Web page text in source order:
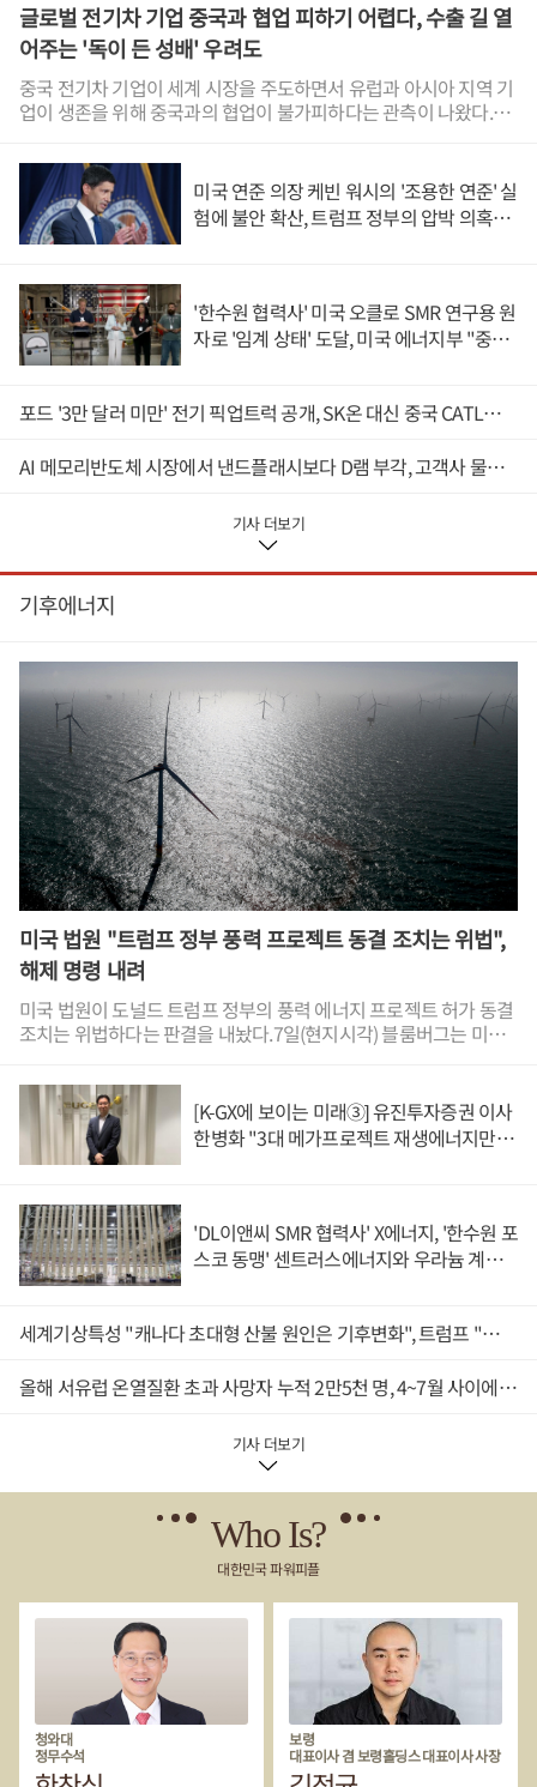
글로벌 전기차 기업 중국과 협업 피하기 어렵다, 수출 길 열
어주는 '독이 든 성배' 우려도
중국 전기차 기업이 세계 시장을 주도하면서 유럽과 아시아 지역 기
업이 생존을 위해 중국과의 협업이 불가피하다는 관측이 나왔다.중
으로 해외 판매에 집중하는데 이러한 협업이 수출만 늘려 주고 공급
망 종속을 야기할 수 있다는 우려가 나온다.◆ 미국 포드 비롯해 한
국·동남아·독일 전기차 기업 중국과 협업 확대4일 중국 관영 매체
글로벌타임스는 한국의 KG모빌리티와 중국 체리자동차의 협업을
독자 행보로는 빠른 기술 발전과 비용 압박을 따라가기 어렵다"고
보도했다.KG모빌리티는 지난 2일 중국 체리자동차로부터 7500만
달러(약 1072억 원)의 투자를 유치하고 전략적 협업을 확대한다는
내용을 발표했다.이번 투자는 KG모빌리티가 발행할 전환사채(CB)
를 체리자동차가 사들이는 방식이다. 주식으로 전환하면 체리자동
차는 KG모빌리티의 지분 16.22%를 보유한 2대 주주에 오른다.KG
모빌리티와 체리자동차는 주행거리 연장형 전기차(EREV)를 개발할
장형이란 내연기관 엔진의 발전을 통해 전기를 만들어 배터리 주행
비롯한 세계 곳곳에서 나타나고 있다.독일 폴크스바겐은 중국 샤오
펑과 공동 개발한 전기차 ID.UNYX 08를 올해 중국에서 양산할 예정
이다. BMW 또한 중국 자율주행 기업 모멘타의 기술을 적용한 전기
차를 준비하고 있다.미국 완성차 업체 포드는 지난 7월24일 중국 지
리자동차와 전기차를 개발해 유럽에 판매할 것이라고 발표했다. 스
들어갈 예정이다.일본 토요타 또한 중국 BYD와 2019년 11월7일 전
기차 연구 개발을 위한 합작 회사(BTET)를 설립하고 2020년부터 현
재까지 운영하고 있다.가격 경쟁력과 배터리 및 소프트웨어 등 기술
우위까지 갖춘 중국 전기차 업체와의 협업이 세계 시장에서 경쟁력
을 확보하기 위해 불가피하다는 평가가 나온다.태국 최대 자동차 부
품업체 아피코의 엽스위춘 창립자 겸 최고경영자(CEO)는 지난 7월
8일 닛케이아시아와 인터뷰에서 "중국 전기차 업체와 협력하지 않
으면 생존하기 어렵다"고 강조했다.BYD와 지리자동차를 비롯한 중
국 업체가 세계 완성차 기업과 전기차를 함께 개발하고 있다. <그래
픽 챗GPT로 제작>◆ 중국 전기차 내수 성장 둔화, 해외 협업으로 활
로 찾아중국 전기차 업체가 해외 기업과 협력을 확대하는 배경에는
정부 보조금 축소로 내수 판매가 감소해 해외 시장 중요성이 커졌다
는 점이 자리한다.사우스차이나모닝포스트 보도에 따르면 중국 정
부는 신차 구매시 1만5천 위안(약 310만 원)을 정액으로 돌려주던
보상 판매 프로그램을 올해 초부터 구매 가격의 10% 정률제로 축소
했다.이 시기와 맞물려 중국 내 전기차 판매가 급감했다.사우스차이
나모닝포스트는 중국승용차협회(CPCA)의 자료를 인용해 올해 상
14% 감소했다고 보도했다.이러한 판매 감소로 가격 경쟁이 더 치열
해지며 전기차 업체의 수익성을 잠식하는 악순환이 이어지고 있다.
중국자동차제조협회(CAAM)의 천스화 부비서장은 지난 7월11일 지
린성 창춘에서 열린 자동차 업계 콘퍼런스에서 "10만 위안(약 2100
만5천 원)"이라며 "이익률이 1.5%에 불과하다"고 설명했다.더구나
미국과 유럽연합(EU)이 중국산 전기차를 상대로 고율 관세를 부과
해 수출 대신에 해외 시장 진출에 생존이 걸린 기업이 많은 상황이
다.유럽연합은 2024년 11월부터 중국산 전기차에 최고 45.3%의 관
하는 고율 관세를 부과해 사실상 수입을 막고 있다.이에 중국 업체가
을 통해 해외 시장 진출 속도를 높이는 것으로 풀이된다.유럽계 금융
회사 케플러쉐브뢰의 토마스 베송 자동차 연구 책임은 파이낸셜타
임스를 통해"중국 전기차 내수 수요가 예상을 훨씬 밑돈다"며"중국
자동차 제조사는 해외 매출 압박을 더 크게 받고 있다"고 분석했다.
황기영 KG모빌리티 대표(오른쪽)와 장귀빙 중국 체리자동차 사장
이 2일 서울 용산구 그랜드하얏트호텔에서 열린 전략적 투자 계약
체결식에서 취재진 질문에 답변하고 있다. <연합뉴스>◆ 중국 언론
'한국 기업 협력 확대해야', 수출 확대·공급망 종속 우려도글로벌 완
성차 업체가 중국 기업과 협력을 확대하면서 중국 전기차 산업의 글
로벌 영향력이 더욱 커질 수 있다는 우려도 제기된다.중국 업체가 해
외 기업과 협력을 통해 기술 신뢰도를 높이고 생산·판매 거점을 확
보하면서 세계 시장 점유율을 확대할 기반을 마련할 수 있기 때문이
다.국제에너지기구(IEA)의 지난 7월27일 보고서에 따르면 올해 상
반기 중국산 전기차 수출량은 240만 대로 집계됐다. 지난해 상반기
110만 대에서 118% 증가했다.한국 전기차 시장도 중국의 수출 증
가 영향권에 들었다.한국자동차산업협회(KAMA)가 지난 4일 발표
한 '2026년 상반기 국내 자동차 신규등록현황 분석' 보고서에 따르
미국 연준 의장 케빈 워시의 '조용한 연준' 실
험에 불안 확산, 트럼프 정부의 압박 의혹도
'한수원 협력사' 미국 오클로 SMR 연구용 원
자로 '임계 상태' 도달, 미국 에너지부 "중요
포드 '3만 달러 미만' 전기 픽업트럭 공개, SK온 대신 중국 CATL과 동맹 전략 시험대
AI 메모리반도체 시장에서 낸드플래시보다 D램 부각, 고객사 물량 선점 수요의 '우선순위'
기사 더보기
기후에너지
미국 법원 "트럼프 정부 풍력 프로젝트 동결 조치는 위법",
해제 명령 내려
미국 법원이 도널드 트럼프 정부의 풍력 에너지 프로젝트 허가 동결
조치는 위법하다는 판결을 내놨다.7일(현지시각) 블룸버그는 미국
치를 해제하라고 명령했다고 보도했다.국방부는 올해 4월부터 국가
안보에 풍력 터빈이 위협이 된다는 것을 사유로 들어 풍력 프로젝트
관련 검토를 일체 중단했다.이번 소송을 제기한 재생에너지 관련 단
체들에 따르면 미국에서 풍력 프로젝트 허가를 받으려면 연방항공
방부의 사전 평가를 받아야 하는데 국방부가 이를 거부하고 있는 것
이다.이로 인해 25개 주에 걸쳐 100여 개가 넘는 풍력 프로젝트의
승인이 지연되고 있다.카린 이머구트 미국 메릴랜드주 연방지방법
원 판사는 판결문을 통해 '미국 의회는 국방부가 에너지 프로젝트로
했고 국방부도 자국 기관에 구속력을 갖는 자체 규정을 공포한 바 있
다'며 '국방부는 이러한 법적 체계 안에서 어느 부분을 따를지 취사
다양한 법적, 규제적 기한을 포함해 전체 체계를 준수해야 할 것'이
으로 인해 약 500억 달러(약 72조 원) 규모 투자와 15만 개의 일자리
가 사라질 위험에 처한 것으로 추산된다.블룸버그는 이번 판결과 관
련해 국방부에 논평을 요청했으나 답변을 받지 못했다고 전했다. 손
[K-GX에 보이는 미래③] 유진투자증권 이사
한병화 "3대 메가프로젝트 재생에너지만으
'DL이앤씨 SMR 협력사' X에너지, '한수원 포
스코 동맹' 센트러스에너지와 우라늄 계약
세계기상특성 "캐나다 초대형 산불 원인은 기후변화", 트럼프 "산림 관리 미흡" 주장에 반론
올해 서유럽 온열질환 초과 사망자 누적 2만5천 명, 4~7월 사이에 집중 발생
기사 더보기
Who Is?
대한민국 파워피플
청와대
정무수석
보령
대표이사 겸 보령홀딩스 대표이사 사장